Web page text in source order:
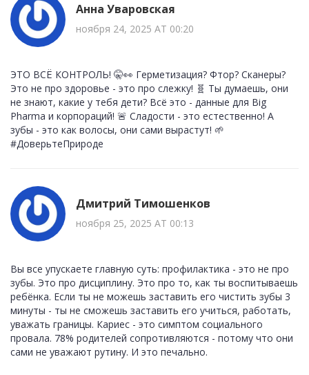
Анна Уваровская
ноября 24, 2025 AT 00:20
ЭТО ВСЁ КОНТРОЛЬ! 🤫👀 Герметизация? Фтор? Сканеры?
Это не про здоровье - это про слежку! 🧬 Ты думаешь, они
не знают, какие у тебя дети? Всё это - данные для Big
Pharma и корпораций! 🚨 Сладости - это естественно! А
зубы - это как волосы, они сами вырастут! 🌱
#ДоверьтеПрироде
Дмитрий Тимошенков
ноября 25, 2025 AT 00:13
Вы все упускаете главную суть: профилактика - это не про
зубы. Это про дисциплину. Это про то, как ты воспитываешь
ребёнка. Если ты не можешь заставить его чистить зубы 3
минуты - ты не сможешь заставить его учиться, работать,
уважать границы. Кариес - это симптом социального
провала. 78% родителей сопротивляются - потому что они
сами не уважают рутину. И это печально.